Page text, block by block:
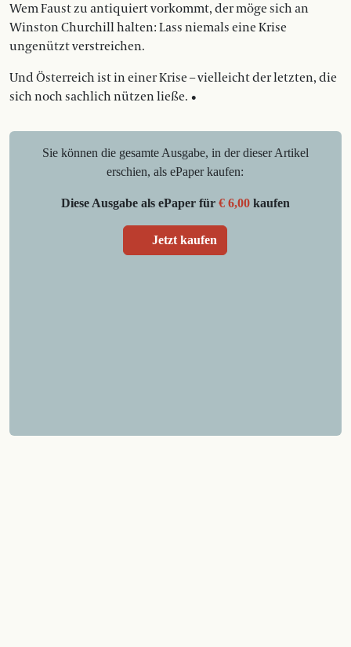
Wem Faust zu antiquiert vorkommt, der möge sich an
Winston Churchill halten: Lass niemals eine Krise
ungenützt verstreichen.
Und Österreich ist in einer Krise – vielleicht der letzten, die
sich noch sachlich nützen ließe. •
Sie können die gesamte Ausgabe, in der dieser Artikel
erschien, als ePaper kaufen:
Diese Ausgabe als ePaper für € 6,00kaufen
Jetzt kaufen